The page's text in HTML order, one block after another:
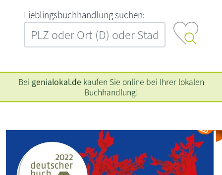
L‍i‍e‍b‍l‍i‍n‍g‍s‍b‍u‍c‍h‍h‍a‍n‍d‍l‍u‍n‍g‍ ‍s‍u‍c‍h‍e‍n‍:‍
Bei genialokal.de kaufen Sie online bei Ihrer lokalen
Buchhandlung!